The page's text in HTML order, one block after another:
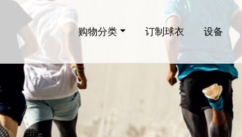
购物分类 订制球衣 设备